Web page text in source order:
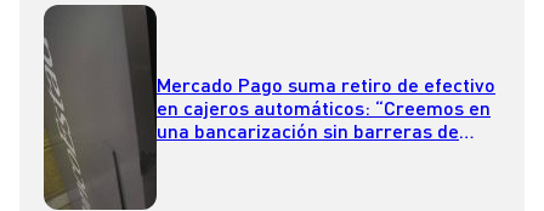
Mercado Pago suma retiro de efectivo
en cajeros automáticos: “Creemos en
una bancarización sin barreras de